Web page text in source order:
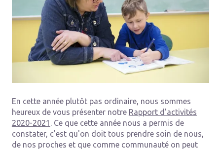
En cette année plutôt pas ordinaire, nous sommes
heureux de vous présenter notre Rapport d'activités
2020-2021 . Ce que cette année nous a permis de
constater, c'est qu'on doit tous prendre soin de nous,
de nos proches et que comme communauté on peut